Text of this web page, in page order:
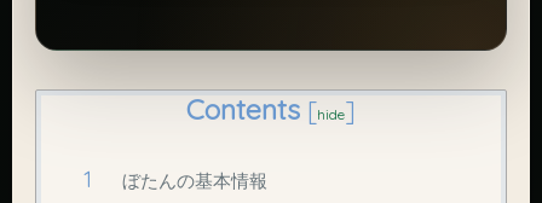
Contents [hide]
ぼたんの基本情報